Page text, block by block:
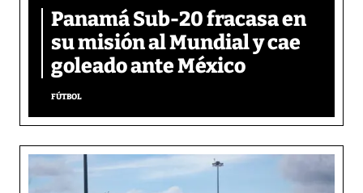
Panamá Sub-20 fracasa en
su misión al Mundial y cae
goleado ante México
FÚTBOL